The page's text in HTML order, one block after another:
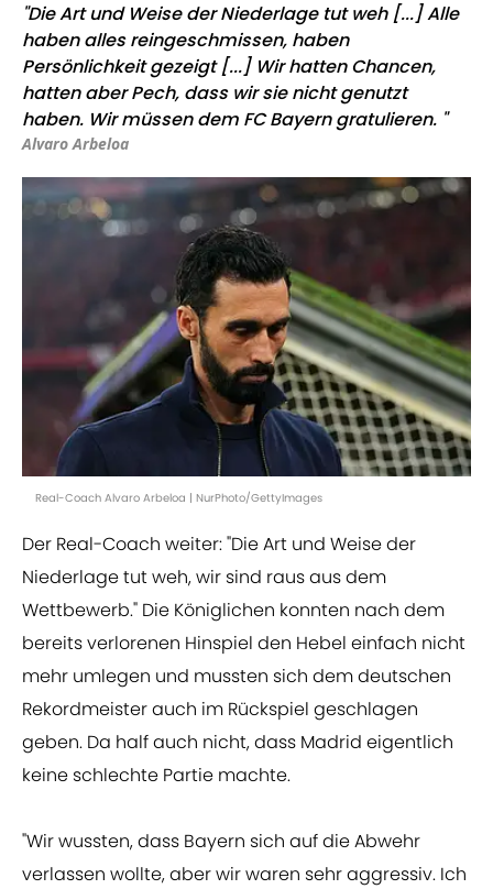
"Die Art und Weise der Niederlage tut weh [...] Alle
haben alles reingeschmissen, haben
Persönlichkeit gezeigt [...] Wir hatten Chancen,
hatten aber Pech, dass wir sie nicht genutzt
haben. Wir müssen dem FC Bayern gratulieren. "
Alvaro Arbeloa
Real-Coach Alvaro Arbeloa | NurPhoto/GettyImages
Der Real-Coach weiter: "Die Art und Weise der
Niederlage tut weh, wir sind raus aus dem
Wettbewerb." Die Königlichen konnten nach dem
bereits verlorenen Hinspiel den Hebel einfach nicht
mehr umlegen und mussten sich dem deutschen
Rekordmeister auch im Rückspiel geschlagen
geben. Da half auch nicht, dass Madrid eigentlich
keine schlechte Partie machte.
"Wir wussten, dass Bayern sich auf die Abwehr
verlassen wollte, aber wir waren sehr aggressiv. Ich